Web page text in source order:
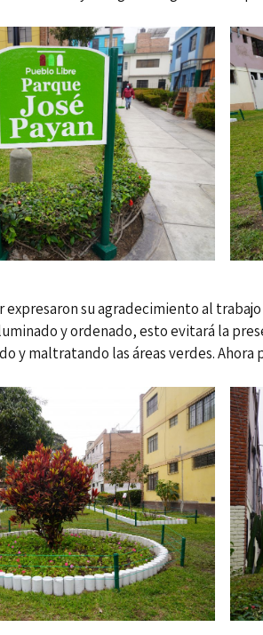
expresaron su agradecimiento al
y ordenado, esto evitará la
y maltratando las áreas verdes.